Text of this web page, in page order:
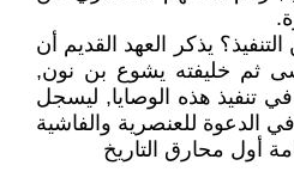
يذكر العهد القديم أن
ثم خليفته يشوع بن نون,
تنفيذ هذه الوصايا, ليسجل
الدعوة للعنصرية والفاشية
أول محارق التاريخ